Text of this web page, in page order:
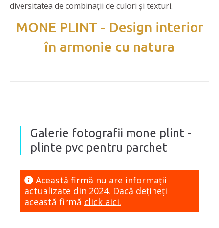
diversitatea de combinații de culori și texturi.
MONE PLINT - Design interior
în armonie cu natura
Galerie fotografii mone plint -
plinte pvc pentru parchet
Această firmă nu are informaţii
actualizate din 2024. Dacă dețineți
această firmă click aici.